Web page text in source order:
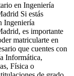
en Ingeniería
Si estás
Ingeniería
es importante
matricularte en
que cuentes con
Informática,
Física o